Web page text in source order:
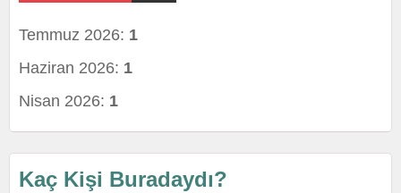
Temmuz 2026: 1
Haziran 2026: 1
Nisan 2026: 1
Kaç Kişi Buradaydı?